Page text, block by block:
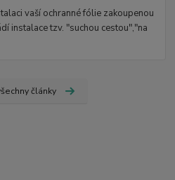
vaší ochranné fólie zakoupenou
instalace tzv. "suchou cestou","na
články